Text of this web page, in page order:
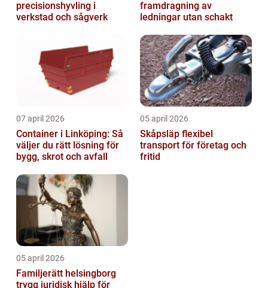
precisionshyvling i
verkstad och sågverk
framdragning av
ledningar utan schakt
07 april 2026
Container i Linköping: Så
väljer du rätt lösning för
bygg, skrot och avfall
05 april 2026
Skåpsläp flexibel
transport för företag och
fritid
05 april 2026
Familjerätt helsingborg
trygg juridisk hjälp för